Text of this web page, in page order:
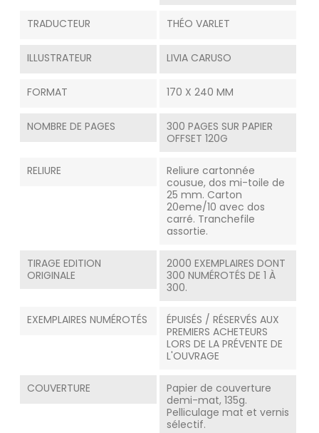
TRADUCTEUR THÉO VARLET
ILLUSTRATEUR LIVIA CARUSO
FORMAT 170 X 240 MM
NOMBRE DE PAGES
300 PAGES SUR PAPIER
OFFSET 120G
RELIURE
Reliure cartonnée
cousue, dos mi-toile de
25 mm. Carton
20eme/10 avec dos
carré. Tranchefile
assortie.
TIRAGE EDITION
ORIGINALE
2000 EXEMPLAIRES DONT
300 NUMÉROTÉS DE 1 À
300.
EXEMPLAIRES NUMÉROTÉS
ÉPUISÉS / RÉSERVÉS AUX
PREMIERS ACHETEURS
LORS DE LA PRÉVENTE DE
L'OUVRAGE
COUVERTURE
Papier de couverture
demi-mat, 135g.
Pelliculage mat et vernis
sélectif.